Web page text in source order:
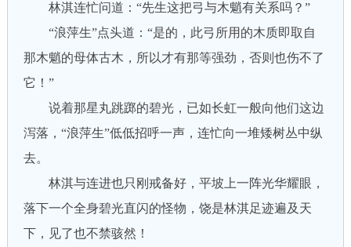
林淇连忙问道：“先生这把弓与木魈有关系吗？”
“浪萍生”点头道：“是的，此弓所用的木质即取自
那木魈的母体古木，所以才有那等强劲，否则也伤不了
它！”
说着那星丸跳踯的碧光，已如长虹一般向他们这边
泻落，“浪萍生”低低招呼一声，连忙向一堆矮树丛中纵
去。
林淇与连进也只刚戒备好，平坡上一阵光华耀眼，
落下一个全身碧光直闪的怪物，饶是林淇足迹遍及天
下，见了也不禁骇然！